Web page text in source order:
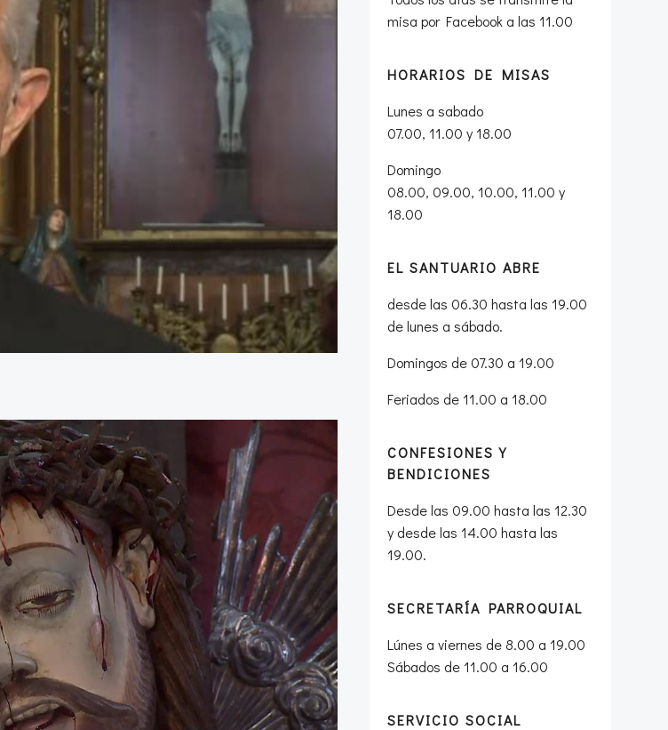
misa por Facebook a las 11.00
HORARIOS DE MISAS
Lunes a sabado
07.00, 11.00 y 18.00
Domingo
08.00, 09.00, 10.00, 11.00 y
18.00
EL SANTUARIO ABRE
desde las 06.30 hasta las 19.00
de lunes a sábado.
Domingos de 07.30 a 19.00
Feriados de 11.00 a 18.00
CONFESIONES Y
BENDICIONES
Desde las 09.00 hasta las 12.30
y desde las 14.00 hasta las
19.00.
SECRETARÍA PARROQUIAL
Lúnes a viernes de 8.00 a 19.00
Sábados de 11.00 a 16.00
SERVICIO SOCIAL